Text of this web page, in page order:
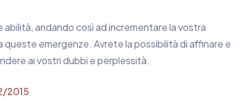
andando così ad incrementare la vostra
emergenze. Avrete la possibilità di affinare e
ai vostri dubbi e perplessità.
2015